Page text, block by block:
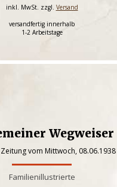
inkl. MwSt. zzgl. Versand
versandfertig innerhalb
1-2 Arbeitstage
Wegweiser
vom Mittwoch, 08.06.1938
Familienillustrierte